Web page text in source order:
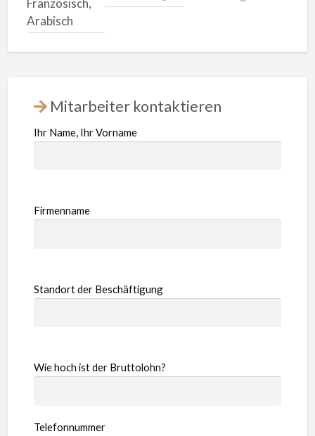
Französisch,
Arabisch
Mitarbeiter kontaktieren
Ihr Name, Ihr Vorname
Firmenname
Standort der Beschäftigung
Wie hoch ist der Bruttolohn?
Telefonnummer